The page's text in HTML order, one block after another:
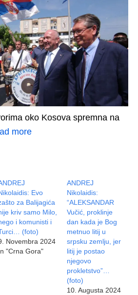
oko Kosova spremna na
more
Evo
za Balijagića
kriv samo Milo,
i komunisti i
(foto)
Novembra 2024
"Crna Gora"
ANDREJ
Nikolaidis:
“ALEKSANDAR
Vučić, proklinje
dan kada je Bog
metnuo litij u
srpsku zemlju, jer
litij je postao
njegovo
prokletstvo”…
(foto)
10. Augusta 2024